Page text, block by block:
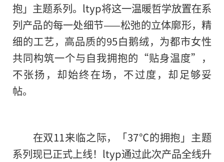
抱」主题系列。ltyp将这一温暖哲学放置在系
列产品的每一处细节——松弛的立体廓形，精
细的工艺，高品质的95白鹅绒，为都市女性
共同构筑一个与自我拥抱的“贴身温度”，
不张扬，却始终在场，不过度，却足够妥
帖。
在双11来临之际，「37℃的拥抱」主题
系列现已正式上线！ltyp通过此次产品全线升